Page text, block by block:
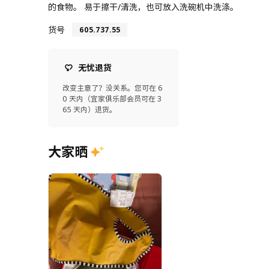
的食物。 易于擦干/清洗，也可放入洗碗机中洗涤。
货号
605.737.55
无忧退货
改变主意了？没关系。您可在 6
0 天内（宜家俱乐部会员可在 3
65 天内）退货。
大家晒